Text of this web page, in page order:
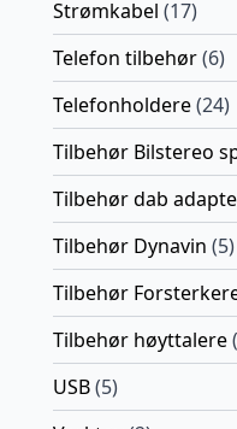
Strømkabel (17)
Telefon tilbehør(6)
Telefonholdere(24)
Tilbehør Bilstereo
Tilbehør dab
Tilbehør Dynavin (5)
Tilbehør
Tilbehør høyttalere
USB(5)